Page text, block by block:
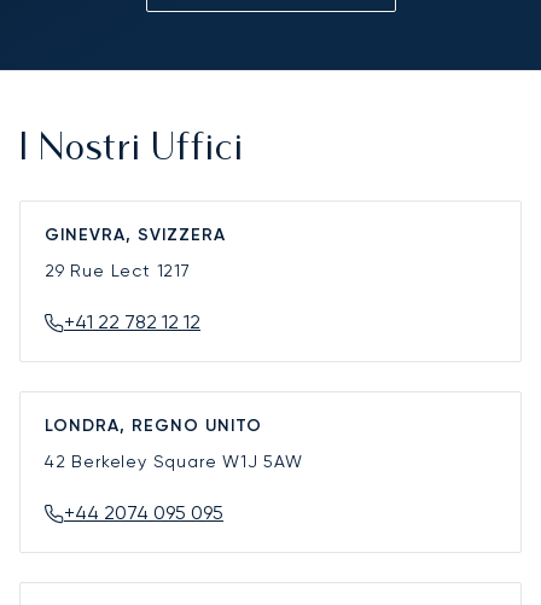
I Nostri Uffici
GINEVRA, SVIZZERA
29 Rue Lect 1217
+41 22 782 12 12
LONDRA, REGNO UNITO
42 Berkeley SquareW1J 5AW
+44 2074 095 095